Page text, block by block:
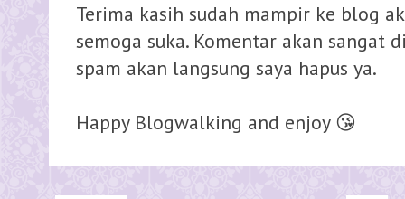
Terima kasih sudah mampir ke blog
semoga suka. Komentar akan sangat
spam akan langsung saya hapus ya.
Happy Blogwalking and enjoy 😘